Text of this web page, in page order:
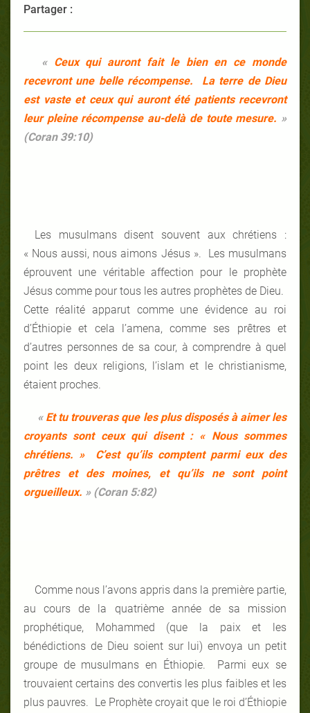
Partager :
« Ceux qui auront fait le bien en ce monde
recevront une belle récompense. La terre de Dieu
est vaste et ceux qui auront été patients recevront
leur pleine récompense au-delà de toute mesure. »
(Coran 39:10)
Les musulmans disent souvent aux chrétiens :
« Nous aussi, nous aimons Jésus ». Les musulmans
éprouvent une véritable affection pour le prophète
Jésus comme pour tous les autres prophètes de Dieu.
Cette réalité apparut comme une évidence au roi
d’Éthiopie et cela l’amena, comme ses prêtres et
d’autres personnes de sa cour, à comprendre à quel
point les deux religions, l’islam et le christianisme,
étaient proches.
« Et tu trouveras que les plus disposés à aimer les
croyants sont ceux qui disent : « Nous sommes
chrétiens. » C’est qu’ils comptent parmi eux des
prêtres et des moines, et qu’ils ne sont point
orgueilleux. » (Coran 5:82)
Comme nous l’avons appris dans la première partie,
au cours de la quatrième année de sa mission
prophétique, Mohammed (que la paix et les
bénédictions de Dieu soient sur lui) envoya un petit
groupe de musulmans en Éthiopie. Parmi eux se
trouvaient certains des convertis les plus faibles et les
plus pauvres. Le Prophète croyait que le roi d’Éthiopie